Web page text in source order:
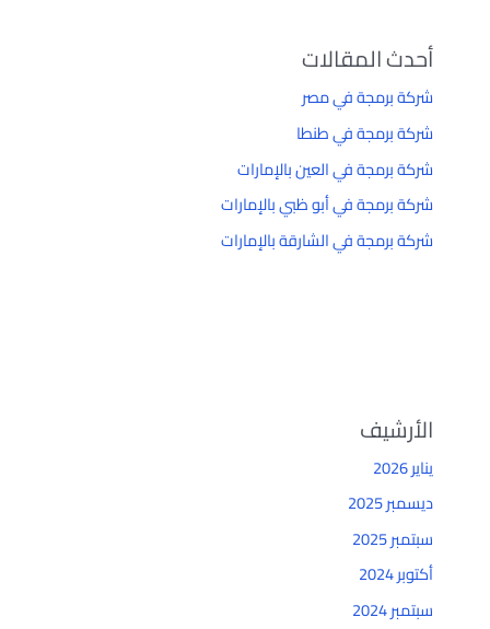
أحدث المقالات
شركة برمجة في مصر
شركة برمجة في طنطا
شركة برمجة في العين بالإمارات
شركة برمجة في أبو ظبي بالإمارات
شركة برمجة في الشارقة بالإمارات
الأرشيف
يناير 2026
ديسمبر 2025
سبتمبر 2025
أكتوبر 2024
سبتمبر 2024